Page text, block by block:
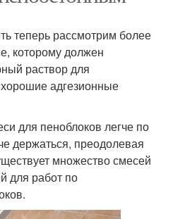
теперь рассмотрим более
которому должен
раствор для
хорошие адгезионные
для пеноблоков легче по
держаться, преодолевая
множество смесей
для работ по